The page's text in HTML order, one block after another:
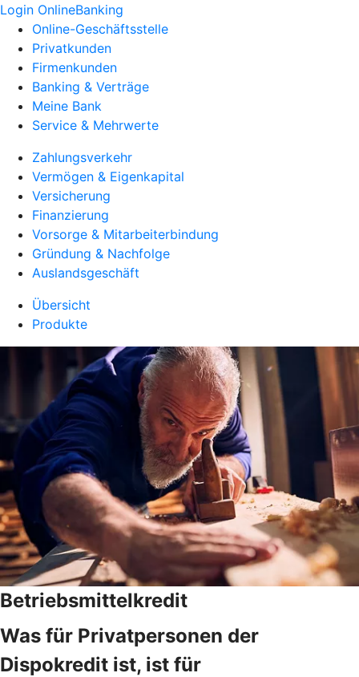
Login OnlineBanking
Online-Geschäftsstelle
Privatkunden
Firmenkunden
Banking & Verträge
Meine Bank
Service & Mehrwerte
Zahlungsverkehr
Vermögen & Eigenkapital
Versicherung
Finanzierung
Vorsorge & Mitarbeiterbindung
Gründung & Nachfolge
Auslandsgeschäft
Übersicht
Produkte
Betriebsmittelkredit
Was für Privatpersonen der
Dispokredit ist, ist für